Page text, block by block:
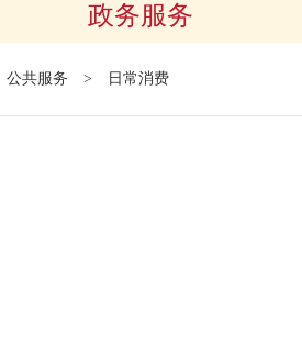
政务服务
公共服务 > 日常消费